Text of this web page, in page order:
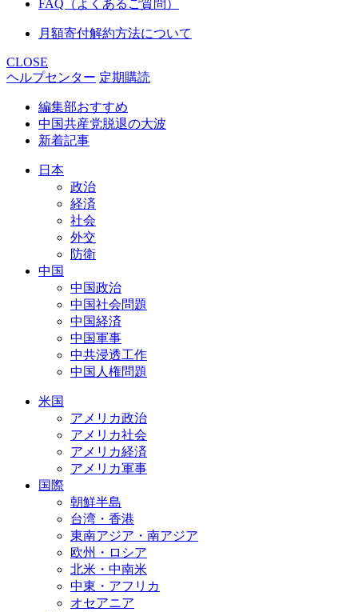
FAQ（よくあるご質問）
月額寄付解約方法について
CLOSE
ヘルプセンター 定期購読
編集部おすすめ
中国共産党脱退の大波
新着記事
日本
政治
経済
社会
外交
防衛
中国
中国政治
中国社会問題
中国経済
中国軍事
中共浸透工作
中国人権問題
米国
アメリカ政治
アメリカ社会
アメリカ経済
アメリカ軍事
国際
朝鮮半島
台湾・香港
東南アジア・南アジア
欧州・ロシア
北米・中南米
中東・アフリカ
オセアニア